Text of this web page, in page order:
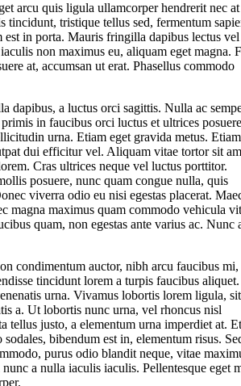
arcu quis ligula ullamcorper hendrerit nec at
tincidunt, tristique tellus sed, fermentum
est in porta. Mauris fringilla dapibus lectus vel
non maximus eu, aliquam eget magna.
at, accumsan ut erat. Phasellus commodo
dapibus, a luctus orci sagittis. Nulla ac
in faucibus orci luctus et ultrices posuere
urna. Etiam eget gravida metus. Etiam
dui efficitur vel. Aliquam vitae tortor sit
Cras ultrices neque vel luctus porttitor.
posuere, nunc quam congue nulla, quis
viverra odio eu nisi egestas placerat.
magna maximus quam commodo vehicula
quam, non egestas ante varius ac. Nunc
condimentum auctor, nibh arcu faucibus mi,
tincidunt lorem a turpis faucibus aliquet.
urna. Vivamus lobortis lorem ligula, sit
a. Ut lobortis nunc urna, vel rhoncus nisl
tellus justo, a elementum urna imperdiet at.
bibendum est in, elementum risus.
purus odio blandit neque, vitae
a nulla iaculis iaculis. Pellentesque eget